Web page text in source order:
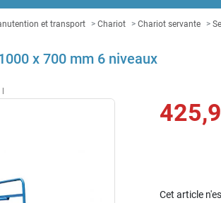
et transport Chariot Chariot servante
x 700 mm 6 niveaux
Cet article